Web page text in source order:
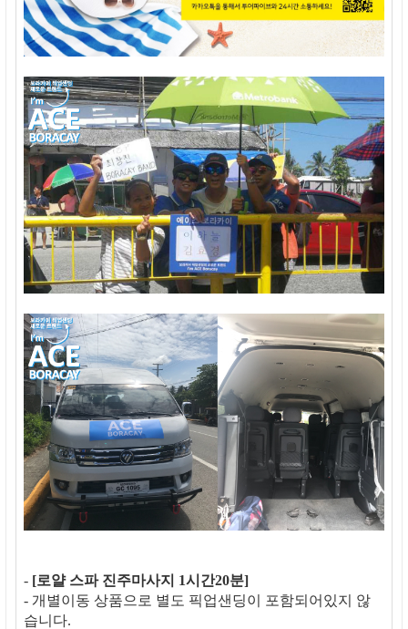
- [로얄 스파 진주마사지 1시간20분]
- 개별이동 상품으로 별도 픽업샌딩이 포함되어있지 않
습니다.